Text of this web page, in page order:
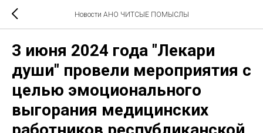
Новости АНО ЧИТСЫЕ ПОМЫСЛЫ
3 июня 2024 года "Лекари
души" провели мероприятия с
целью эмоционального
выгорания медицинских